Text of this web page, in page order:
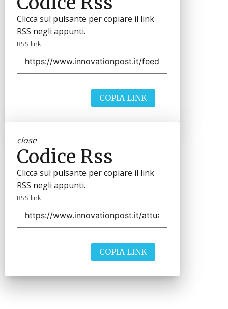
Clicca sul pulsante per copiare il link
RSS negli appunti.
RSS link
COPIA LINK
close
Codice Rss
Clicca sul pulsante per copiare il link
RSS negli appunti.
RSS link
COPIA LINK